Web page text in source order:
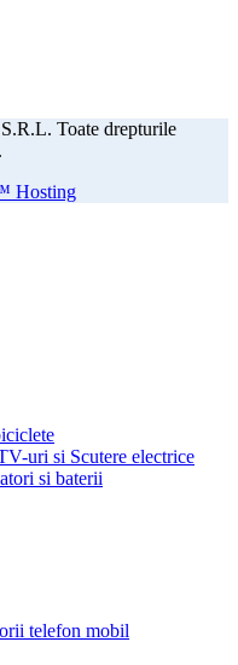
Toate drepturile
Hosting
uri si Scutere electrice
si baterii
telefon mobil